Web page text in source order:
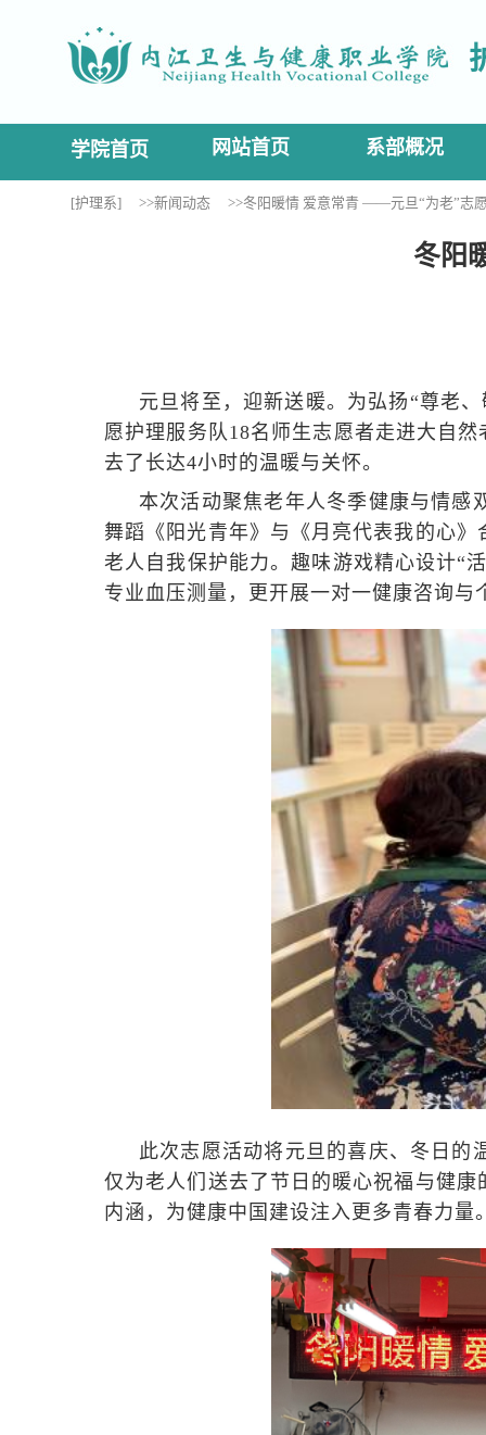
网站首页 系部概况
学院首页
[护理系] >>新闻动态 >>冬阳暖情 爱意常青 ——元旦“为老”志
冬阳
元旦将至，迎新送暖。为弘扬“尊老
愿护理服务队18名师生志愿者走进大自
去了长达4小时的温暖与关怀。
本次活动聚焦老年人冬季健康与情感
舞蹈《阳光青年》与《月亮代表我的心
老人自我保护能力。趣味游戏精心设计“
专业血压测量，更开展一对一健康咨询
此次志愿活动将元旦的喜庆、冬日的
仅为老人们送去了节日的暖心祝福与健
内涵，为健康中国建设注入更多青春力量